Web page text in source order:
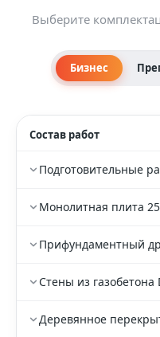
Выберите
Бизнес
Состав работ
Подготовительные
Монолитная плита
Прифундаментный
Стены из газобетона
Деревянное